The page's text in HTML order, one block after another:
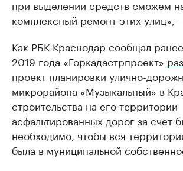
при выделении средств сможем
комплексный ремонт этих улиц»,
Как РБК Краснодар сообщал
2019 года «Горкадастрпроект»
проект планировки улично-
микрорайона «Музыкальный» в
строительства на его территории
асфальтированных дорог за счет
необходимо, чтобы вся
была в муниципальной